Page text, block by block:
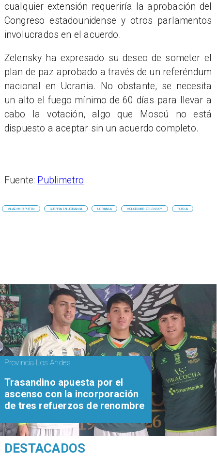
cualquier extensión requeriría la aprobación del
Congreso estadounidense y otros parlamentos
involucrados en el acuerdo.
Zelensky ha expresado su deseo de someter el
plan de paz aprobado a través de un referéndum
nacional en Ucrania. No obstante, se necesita
un alto el fuego mínimo de 60 días para llevar a
cabo la votación, algo que Moscú no está
dispuesto a aceptar sin un acuerdo completo.
Fuente: Publimetro
VLADIMIR PUTIN GUERRA EN UCRANIA UCRANIA VOLODIMIR ZELENSKY RUSIA
Provincia Los Andes
Trasandino apuesta por el
ascenso con la incorporación
de tres refuerzos de renombre
DESTACADOS